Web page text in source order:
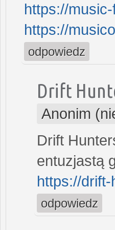
https://
https://
odpowiedz
Drift
Anonim
Drift
entuzjastą
https://
odpowiedz